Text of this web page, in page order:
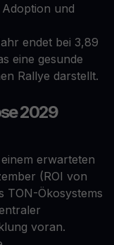
und
endet bei 3,89
eine gesunde
Rallye darstellt.
2029
erwarteten
(ROI von
TON-Ökosystems
voran.